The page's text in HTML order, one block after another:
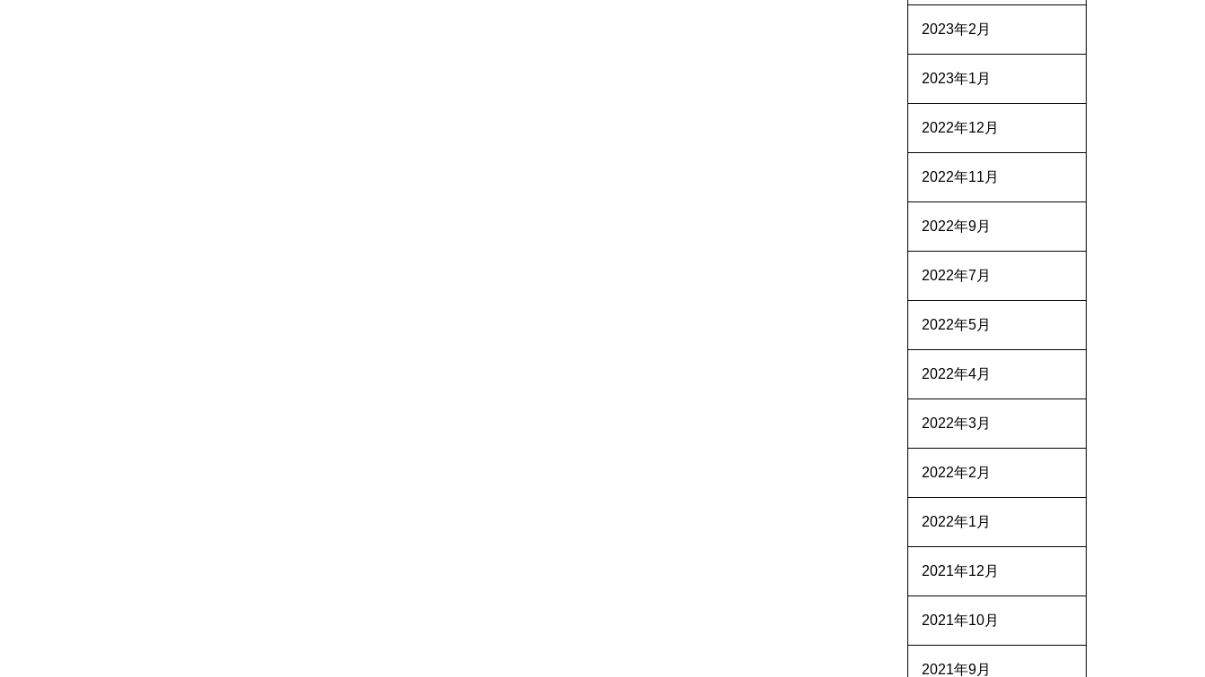
2023年2月
2023年1月
2022年12月
2022年11月
2022年9月
2022年7月
2022年5月
2022年4月
2022年3月
2022年2月
2022年1月
2021年12月
2021年10月
2021年9月